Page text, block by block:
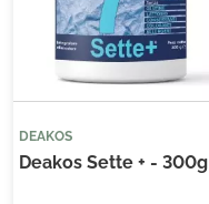
DEAKOS
Deakos Sette + - 300g